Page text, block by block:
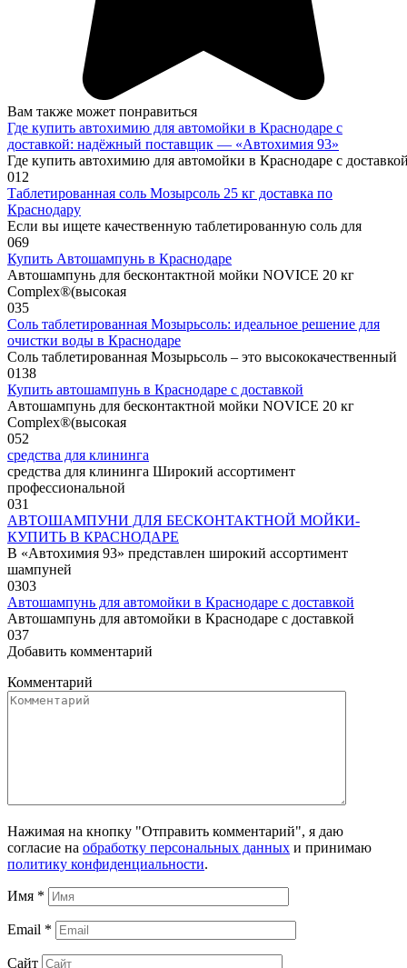
Вам также может понравиться
Где купить автохимию для автомойки в Краснодаре с
доставкой: надёжный поставщик — «Автохимия 93»
Где купить автохимию для автомойки в Краснодаре с
012
Таблетированная соль Мозырсоль 25 кг доставка по
Краснодару
Если вы ищете качественную таблетированную соль для
069
Купить Автошампунь в Краснодаре
Автошампунь для бесконтактной мойки NOVICE 20 кг
Complex®(высокая
035
Соль таблетированная Мозырьсоль: идеальное решение для
очистки воды в Краснодаре
Соль таблетированная Мозырьсоль – это высококачественный
0138
Купить автошампунь в Краснодаре с доставкой
Автошампунь для бесконтактной мойки NOVICE 20 кг
Complex®(высокая
052
средства для клининга
средства для клининга Широкий ассортимент
профессиональной
031
АВТОШАМПУНИ ДЛЯ БЕСКОНТАКТНОЙ МОЙКИ-
КУПИТЬ В КРАСНОДАРЕ
В «Автохимия 93» представлен широкий ассортимент
шампуней
0303
Автошампунь для автомойки в Краснодаре с доставкой
Автошампунь для автомойки в Краснодаре с доставкой
037
Добавить комментарий
Комментарий
Нажимая на кнопку "Отправить комментарий", я даю
согласие на обработку персональных данных и принимаю
политику конфиденциальности.
Имя *
Email *
Сайт